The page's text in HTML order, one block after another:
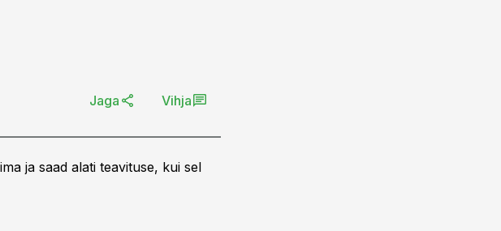
Jaga Vihja
ja saad alati teavituse, kui sel